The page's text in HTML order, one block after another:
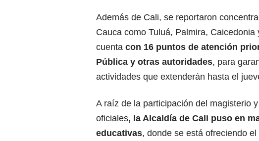
Además de Cali, se reportaron
Cauca como Tuluá, Palmira,
cuenta con 16 puntos de atención
Pública y otras autoridades, para
actividades que extenderán hasta el
A raíz de la participación del magisterio
oficiales, la Alcaldía de Cali puso en
educativas, donde se está ofreciendo